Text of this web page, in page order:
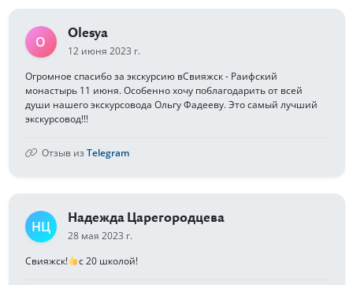
O
Olesya
12 июня 2023 г.
Огромное спасибо за экскурсию вСвияжск - Раифский
монастырь 11 июня. Особенно хочу поблагодарить от всей
души нашего экскурсовода Ольгу Фадееву. Это самый лучший
экскурсовод!!!
Отзыв изTelegram
НЦ
Надежда Царегородцева
28 мая 2023 г.
Свияжск!
с 20 школой!